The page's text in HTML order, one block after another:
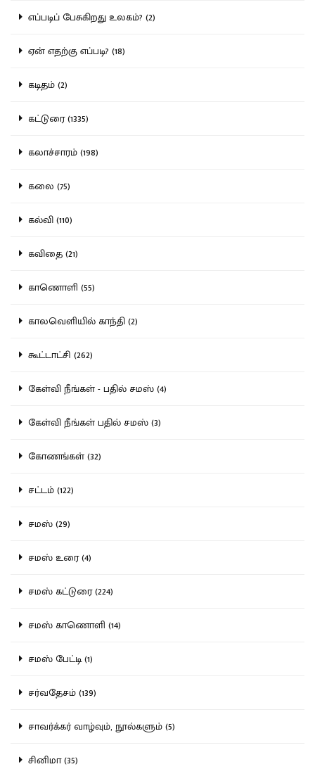
எப்படிப் பேசுகிறது உலகம்? (2)
ஏன் எதற்கு எப்படி? (18)
கடிதம் (2)
கட்டுரை (1335)
கலாச்சாரம் (198)
கலை (75)
கல்வி (110)
கவிதை (21)
காணொளி (55)
காலவெளியில் காந்தி (2)
கூட்டாட்சி (262)
கேள்வி நீங்கள் - பதில் சமஸ் (4)
கேள்வி நீங்கள் பதில் சமஸ் (3)
கோணங்கள் (32)
சட்டம் (122)
சமஸ் (29)
சமஸ் உரை (4)
சமஸ் கட்டுரை (224)
சமஸ் காணொளி (14)
சமஸ் பேட்டி (1)
சர்வதேசம் (139)
சாவர்க்கர் வாழ்வும், நூல்களும் (5)
சினிமா (35)